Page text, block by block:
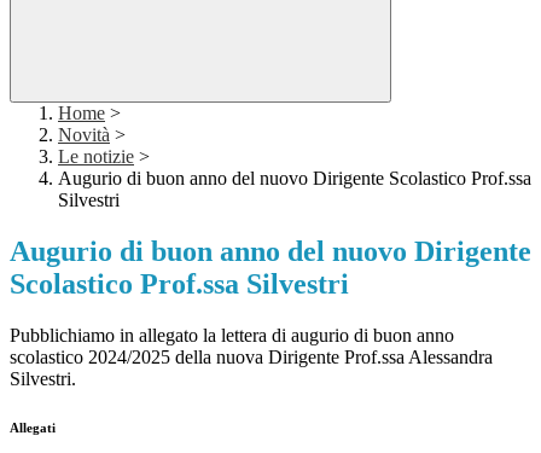
Home >
Novità >
Le notizie >
Augurio di buon anno del nuovo Dirigente Scolastico Prof.ssa
Silvestri
Augurio di buon anno del nuovo Dirigente
Scolastico Prof.ssa Silvestri
Pubblichiamo in allegato la lettera di augurio di buon anno
scolastico 2024/2025 della nuova Dirigente Prof.ssa Alessandra
Silvestri.
Allegati